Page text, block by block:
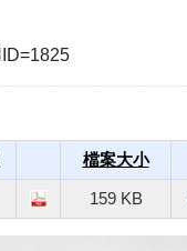
檔案大小
159 KB